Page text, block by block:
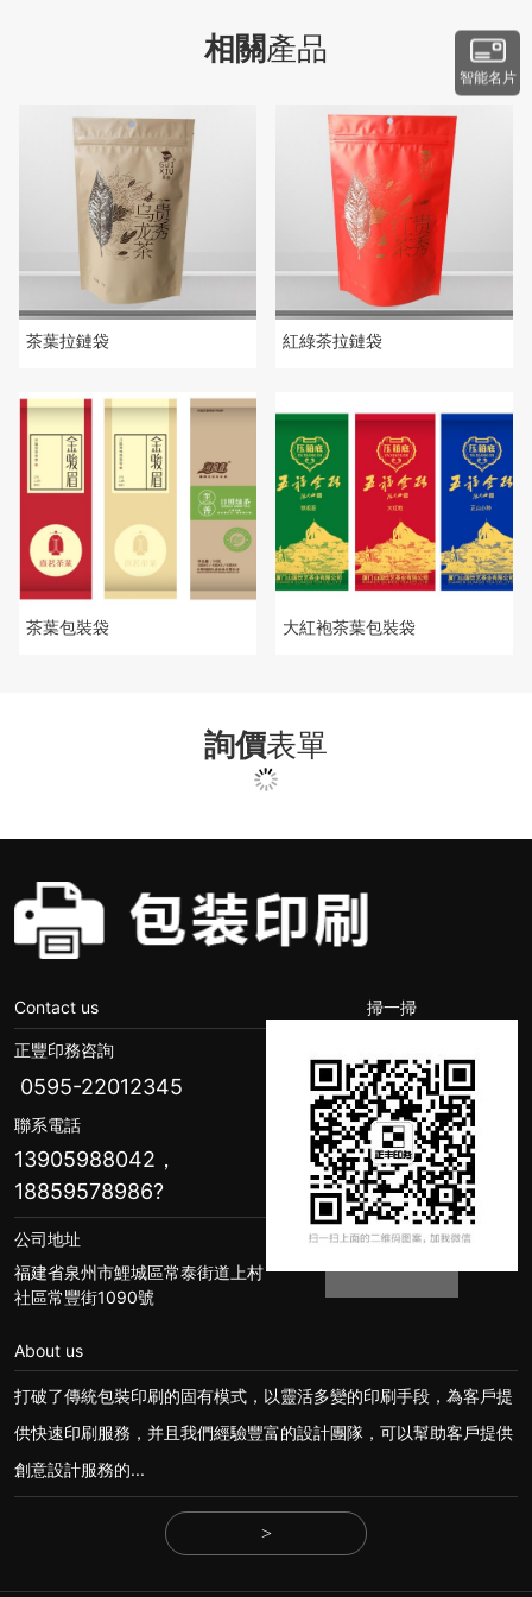
相關產品
茶葉拉鏈袋 紅綠茶拉鏈袋
茶葉包裝袋 大紅袍茶葉包裝袋
詢價表單
Contact us
正豐印務咨詢
0595-22012345
聯系電話
13905988042，
18859578986?
公司地址
福建省泉州市鯉城區常泰街道上村
社區常豐街1090號
掃一掃
About us
打破了傳統包裝印刷的固有模式，以靈活多變的印刷手段，為客戶提
供快速印刷服務，并且我們經驗豐富的設計團隊，可以幫助客戶提供
創意設計服務的...
>
智能名片